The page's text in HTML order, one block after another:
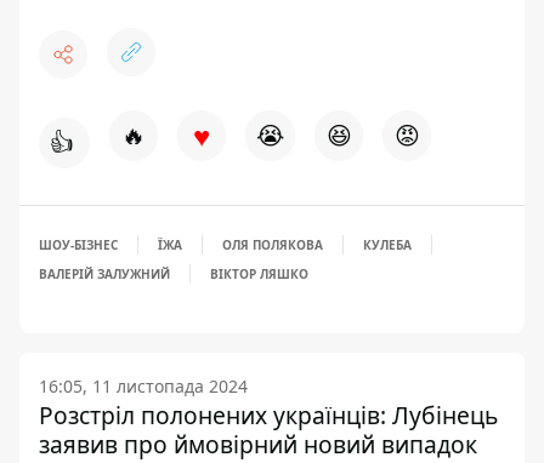
👍 🔥 ♥ 😭 😆 😡
ШОУ-БІЗНЕС ЇЖА ОЛЯ ПОЛЯКОВА
КУЛЕБА
ВАЛЕРІЙ ЗАЛУЖНИЙ
ВІКТОР ЛЯШКО
16:05, 11 листопада 2024
Розстріл полонених українців: Лубінець
заявив про ймовірний новий випадок